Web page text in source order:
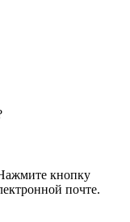
кнопку
почте.